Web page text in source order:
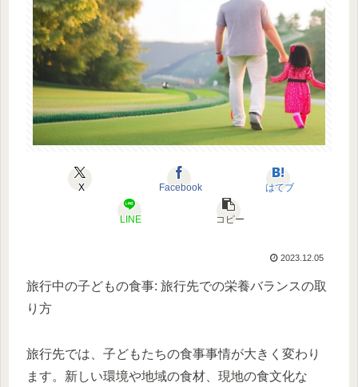
X Facebook はてブ
LINE コピー
2023.12.05
旅行中の子どもの食事: 旅行先での栄養バランスの取
り方
旅行先では、子どもたちの食事事情が大きく変わり
ます。新しい環境や地域の食材、現地の食文化な